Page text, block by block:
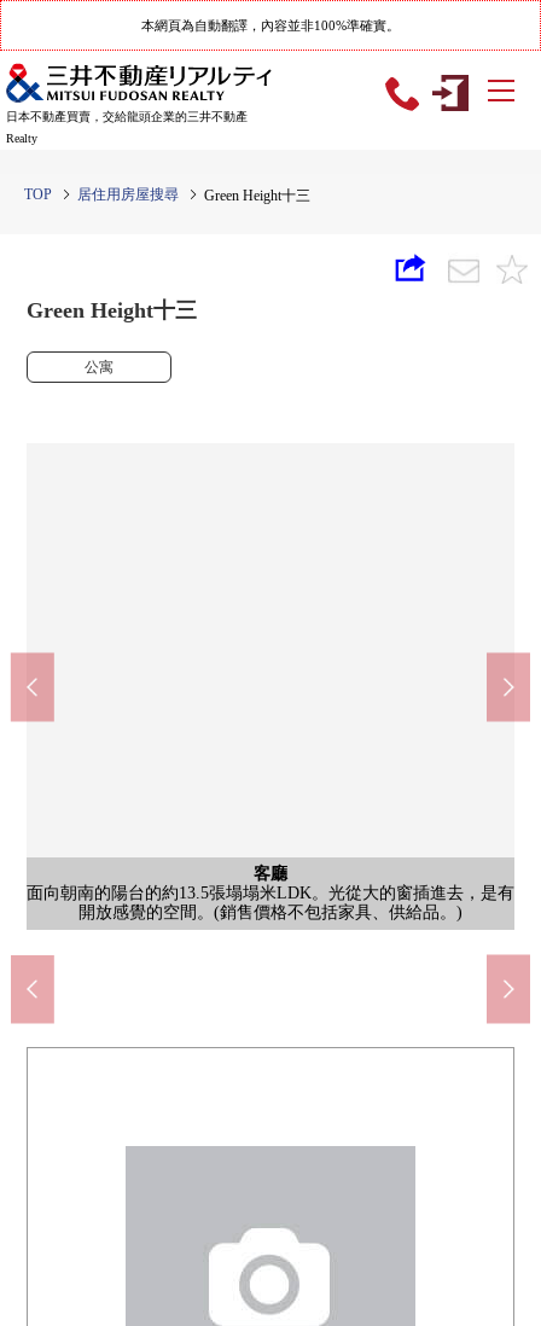
本網頁為自動翻譯，內容並非100%準確實。
日本不動產買賣，交給龍頭企業的三井不動產
Realty
TOP 居住用房屋搜尋 Green Height十三
Green Height十三
公寓
客廳
面向朝南的陽台的約13.5張塌塌米LDK。光從大的窗插進去，是有
開放感覺的空間。(銷售價格不包括家具、供給品。)
廚房
木紋風格的組合廚房。有偏大的工作空間和收納，是容易把烹調
以及整理換成的印象。(銷售價格不包括家具、供給品。)
公共汽車
是有以白為基調的清潔感覺的空間。浴缸也被在牆帳單的鏡子以
及扶手用寬鬆的尺寸設置。(銷售價格不包括家具、供給品。)
洗臉
木紋風格的盥洗台和三面鏡是特徴的洗臉空間。有亮的照明和收
納，是在每天的打扮便利的印象。(銷售價格不包括家具、供給
品。)
廁所
是有以White為基調的清潔感覺的廁所。
外觀
是阪急神戶，寳塚，京都線"十三"車站步行約7份的位置。
客廳
面向朝南的陽台的約13.5張塌塌米LDK。光從大的窗插進去，是有
開放感覺的空間。(銷售價格不包括家具、供給品。)
客廳
面向朝南的陽台的約13.5張塌塌米LDK。光從大的窗插進去，是有
開放感覺的空間。(銷售價格不包括家具、供給品。)
客廳
面向朝南的陽台的約13.5張塌塌米LDK。光從大的窗插進去，是有
開放感覺的空間。(銷售價格不包括家具、供給品。)
收納
大型收納。是許多擱板以及空白容易把整理整頓換成的印象。(銷
售價格不包括家具、供給品。)
風景
是來自朝南的陽台的風景。
陽台
看到建築物以及街景的朝南的陽台。在屋外曬洗的衣物，是被感
到開放感覺的空間。
風景
是來自朝南的陽台的風景。
風景
是來自朝南的陽台的風景。
廚房
木紋風格的組合廚房。有偏大的工作空間和收納，是容易把烹調
以及整理換成的印象。(銷售價格不包括家具、供給品。)
廚房
木紋風格的組合廚房。有偏大的工作空間和收納，是容易把烹調
以及整理換成的印象。(銷售價格不包括家具、供給品。)
公共汽車
是有以白為基調的清潔感覺的空間。浴缸也被在牆帳單的鏡子以
及扶手用寬鬆的尺寸設置。(銷售價格不包括家具、供給品。)
洗臉
木紋風格的盥洗台和三面鏡是特徴的洗臉空間。有亮的照明和收
納，是在每天的打扮便利的印象。(銷售價格不包括家具、供給
品。)
室內
約4.8張塌塌米西式房間的房間。自然光在從窗的西式房間。有大
型壁櫥，并且收納也充實。
室內
約4.8張塌塌米西式房間的房間。自然光在從窗的西式房間。有大
型壁櫥，并且收納也充實。
風景
是約4.8張塌塌米西式房間的來自房間的風景。
室內
兩面派采光的約6.0張塌塌米西式房間。亮的光從窗插進去，有開
放感覺。
室內
兩面派采光的約6.0張塌塌米西式房間。亮的光從窗插進去，有開
放感覺。
風景
是約6.0張塌塌米西式房間的來自房間的風景。
入口
是建築物的入口部分。雨的太陽放心，屬於高低差別的少的路徑
和屋頂的，能進出。
入口
是建築物的入口部分。雨的太陽放心，屬於高低差別的少的路徑
和屋頂的，能進出。
其他
有郵件角。
停車場
在用地裡有停車場。
其他
在用地裡有腳踏車停放處。
其他
在用地裡有垃圾堆放處。
廁所
是有以White為基調的清潔感覺的廁所。
門口
在門口空間，亮的照明被用簡單的裝修設置。是容易作為鞋的收
納以及行李存放處場使用的印象。
十三站(阪急京都、寳塚、神戶線)(約520m)
步行7分鐘
7-Eleven大阪十三本町3丁目商店(約140m)
步行2分鐘
澱川十三本町郵局(約150m)
步行2分鐘
日本十三商店(約160m)
步行2分鐘
大阪市立神津小學(約1100m)
步行14分鐘
大阪市立新北野中學(約1500m)
步行19分鐘